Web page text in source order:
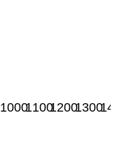
1000110012001300